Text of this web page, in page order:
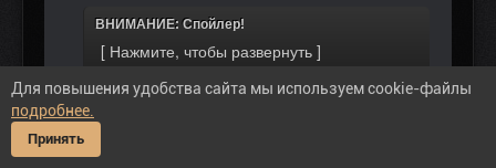
ВНИМАНИЕ: Спойлер!
Для повышения удобства сайта мы используем cookie-файлы
подробнее.
Принять